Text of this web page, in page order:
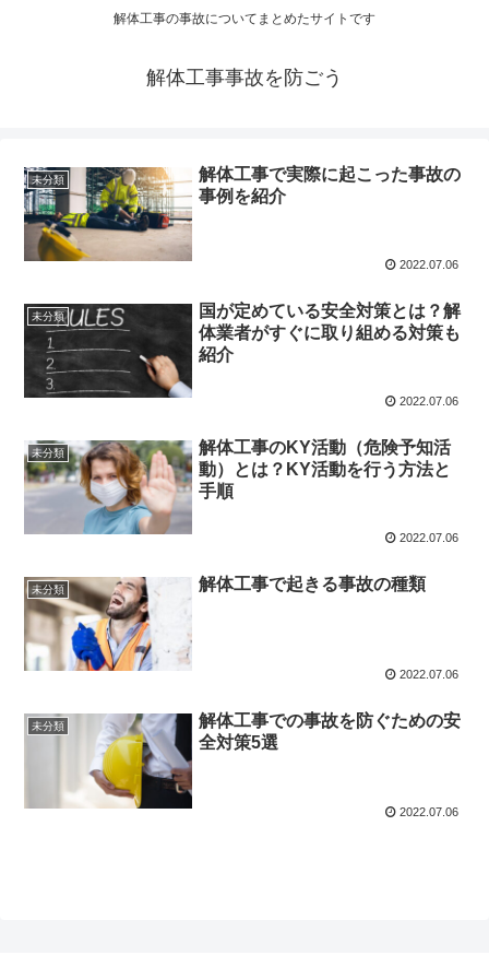
解体工事の事故についてまとめたサイトです
解体工事事故を防ごう
未分類
解体工事で実際に起こった事故の
事例を紹介
2022.07.06
未分類
国が定めている安全対策とは？解
体業者がすぐに取り組める対策も
紹介
2022.07.06
未分類
解体工事のKY活動（危険予知活
動）とは？KY活動を行う方法と
手順
2022.07.06
未分類 解体工事で起きる事故の種類
2022.07.06
未分類
解体工事での事故を防ぐための安
全対策5選
2022.07.06